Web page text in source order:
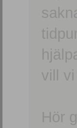
vill
Hör